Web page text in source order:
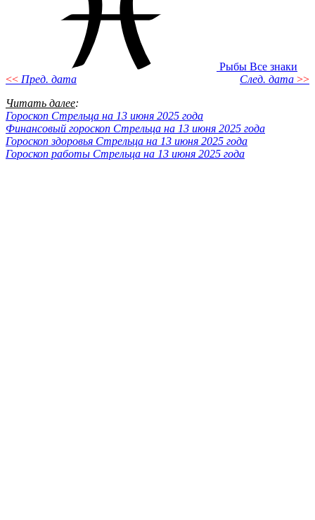
Рыбы Все знаки
<< Пред. дата След. дата >>
Читать далее:
Гороскоп Стрельца на 13 июня 2025 года
Финансовый гороскоп Стрельца на 13 июня 2025 года
Гороскоп здоровья Стрельца на 13 июня 2025 года
Гороскоп работы Стрельца на 13 июня 2025 года